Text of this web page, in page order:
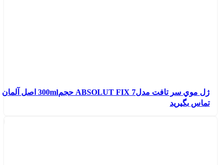
ژل موي سر تافت مدلABSOLUT FIX 7 حجم300ml اصل آلمان
تماس بگیرید